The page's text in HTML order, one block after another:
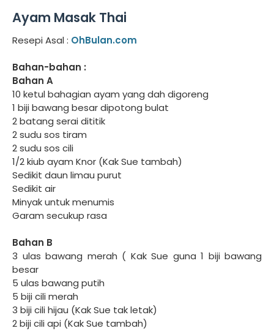
Ayam Masak Thai
Resepi Asal : OhBulan.com
Bahan-bahan :
Bahan A
10 ketul bahagian ayam yang dah digoreng
1 biji bawang besar dipotong bulat
2 batang serai dititik
2 sudu sos tiram
2 sudu sos cili
1/2 kiub ayam Knor (Kak Sue tambah)
Sedikit daun limau purut
Sedikit air
Minyak untuk menumis
Garam secukup rasa
Bahan B
3 ulas bawang merah ( Kak Sue guna 1 biji bawang
besar
5 ulas bawang putih
5 biji cili merah
3 biji cili hijau (Kak Sue tak letak)
2 biji cili api (Kak Sue tambah)